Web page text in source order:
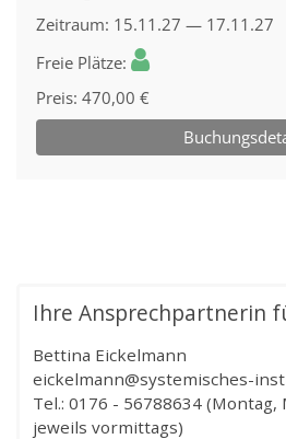
Ihre Ansprechpartnerin
Bettina Eickelmann
eickelmann@systemisches-
Tel.: 0176 - 56788634
jeweils vormittags)